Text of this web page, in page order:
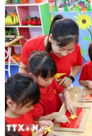
thai, nặng gần 700
09/08/2026 04:44
Đầu tư cho sức khỏe
đến hạ tầng y tế
09/08/2026 03:29
Quy định chức